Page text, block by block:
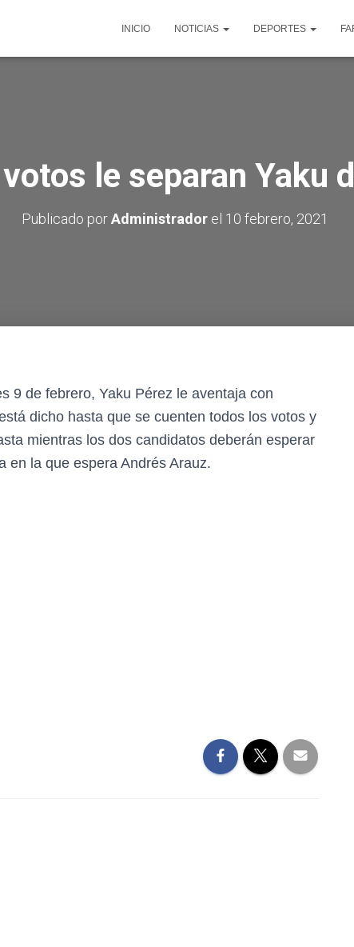
INICIO NOTICIAS DEPORTES
le separan Yaku
Publicado porAdministrador el 10 febrero, 2021
9 de febrero, Yaku Pérez le aventaja con
dicho hasta que se cuenten todos los votos y
mientras los dos candidatos deberán esperar
en la que espera Andrés Arauz.